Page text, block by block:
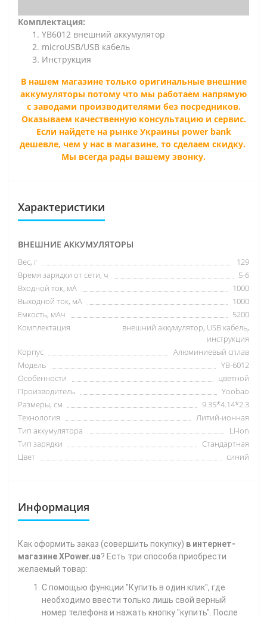
Комплектация:
YB6012 внешний аккумулятор
microUSB/USB кабель
Инструкция
В нашем магазине только оригинальные внешние
аккумуляторы потому что мы работаем напрямую
с заводами производителями без посредников.
Оказываем качественную консультацию и сервис.
Если найдете на рынке Украины power bank
дешевле, чем у нас в магазине, то сделаем скидку.
Мы всегда рады вашему звонку.
Характеристики
ВНЕШНИЕ АККУМУЛЯТОРЫ
Вес, г
129
Время зарядки от сети, ч
5-6
Входной ток, мА
1000
Выходной ток, мА
1000
Емкость, мАч
5200
Комплектация
внешний аккумулятор, USB кабель,
инструкция
Корпус
Алюминиевый сплав
Модель
YB-6012
Особенности
цветной
Производитель
Yoobao
Размеры, см
9.35*4.14*2.3
Технология
Литий-ионная
Тип аккумулятора
Li-Ion
Тип зарядки
Стандартная
Цвет
синий
Информация
Как оформить заказ (совершить покупку) в интернет-
магазине XPower.ua? Есть три способа приобрести
желаемый товар:
С помощью функции "Купить в один клик", где
необходимо ввести только лишь свой верный
номер телефона и нажать кнопку "купить". После